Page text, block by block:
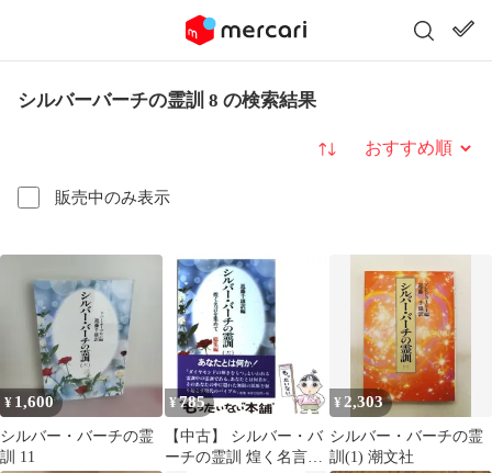
シルバーバーチの霊訓 8 の検索結果
販売中のみ表示
並び替え
¥ 1,600
シルバー・バーチの霊
訓 11
¥ 785
【中古】 シルバー・バ
ーチの霊訓 煌く名言を
¥ 2,303
シルバー・バーチの霊
訓(1) 潮文社